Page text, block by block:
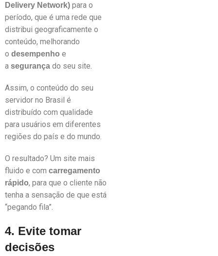
Delivery Network) para o
período, que é uma rede que
distribui geograficamente o
conteúdo, melhorando
o desempenho e
a segurança do seu site.
Assim, o conteúdo do seu
servidor no Brasil é
distribuído com qualidade
para usuários em diferentes
regiões do país e do mundo.
O resultado? Um site mais
fluido e com carregamento
rápido, para que o cliente não
tenha a sensação de que está
“pegando fila”.
4. Evite tomar
decisões